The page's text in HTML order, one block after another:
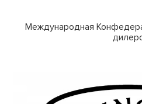
Международная